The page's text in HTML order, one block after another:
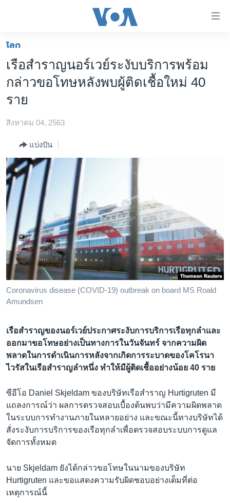
ต่อ
ข้าม
ไป
เนื้อหา
หลัก
ไป
ข้าม
ไป
การ
ค้นหา
โลก
เอเชีย
ไทย
ธุรกิจ
วิทยาศาสตร์
สังคมและสุขภาพ
ไลฟ์สไตล์
ตรวจสอบข่าว
เรียนรู้ภาษาอังกฤษ
พอดคาสต์
ติดตามเรา
เลือกภาษา
โลก
เรือสำราญนอร์เวย์ระงับบริการพร้อม
กล่าวขอโทษหลังพบผู้ติดเชื้อใหม่ 40
ราย
สิงหาคม 04, 2563
แบ่งปัน
Coronavirus disease (COVID-19) outbreak on board MS Roald
Amundsen
เรือสำราญของนอร์เวย์ประกาศระงับการบริการเรือทุกลำและ
ออกมาขอโทษอย่างเป็นทางการในวันจันทร์ จากความผิด
พลาดในการดำเนินการหลังจากเกิดการระบาดของโคโรนา
ไวรัสในเรือสำราญลำหนึ่ง ทำให้มีผู้ติดเชื้ออย่างน้อย 40 ราย
ซีอีโอ Daniel Skjeldam ของบริษัทเรือสำราญ Hurtigruten มี
แถลงการณ์ว่า ผลการตรวจสอบเบื้องต้นพบว่ามีความผิดพลาด
ในระบบการทำงานภายในหลายอย่าง และขณะนี้ทางบริษัทได้
สั่งระงับการบริการของเรือทุกลำเพื่อตรวจสอบระบบการดูแล
จัดการทั้งหมด
นาย Skjeldam ยังได้กล่าวขอโทษในนามของบริษัท
Hurtigruten และขอแสดงความรับผิดชอบอย่างเต็มที่ต่อ
เหตุการณ์นี้